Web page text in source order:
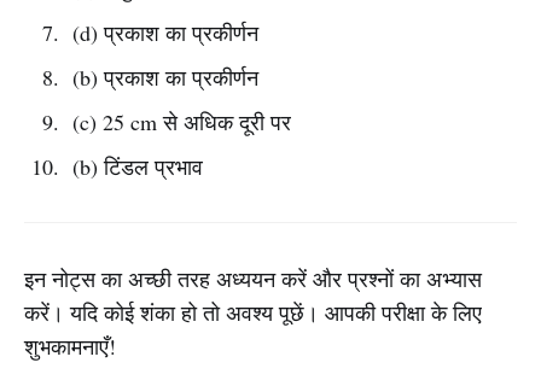
(d) प्रकाश का प्रकीर्णन
(b) प्रकाश का प्रकीर्णन
(c) 25 cm से अधिक दूरी पर
(b) टिंडल प्रभाव
इन नोट्स का अच्छी तरह अध्ययन करें और प्रश्नों का अभ्यास
करें। यदि कोई शंका हो तो अवश्य पूछें। आपकी परीक्षा के लिए
शुभकामनाएँ!